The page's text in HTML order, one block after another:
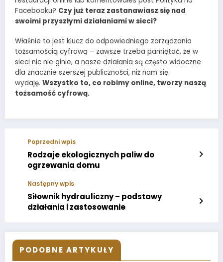
Facebooku? Czy już teraz zastanawiasz się nad
swoimi przyszłymi działaniami w sieci?
Właśnie to jest klucz do odpowiedniego zarządzania
tożsamością cyfrową – zawsze trzeba pamiętać, że w
sieci nic nie ginie, a nasze działania są często widoczne
dla znacznie szerszej publiczności, niż nam się
wydaję. Wszystko to, co robimy online, tworzy naszą
tożsamość cyfrową.
Poprzedni wpis
Rodzaje ekologicznych paliw do
ogrzewania domu
Następny wpis
Siłownik hydrauliczny – podstawy
działania i zastosowanie
PODOBNE ARTYKUŁY